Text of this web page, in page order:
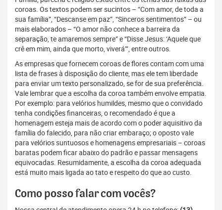
coroas. Os textos podem ser sucintos – “Com amor, de toda a
sua família”, “Descanse em paz”, “Sinceros sentimentos” – ou
mais elaborados – “O amor não conhece a barreira da
separação, te amaremos sempre” e “Disse Jesus: ‘Aquele que
crê em mim, ainda que morto, viverá’”, entre outros.
As empresas que fornecem coroas de flores contam com uma
lista de frases à disposição do cliente, mas ele tem liberdade
para enviar um texto personalizado, se for de sua preferência.
Vale lembrar que a escolha da coroa também envolve empatia.
Por exemplo: para velórios humildes, mesmo que o convidado
tenha condições financeiras, o recomendado é que a
homenagem esteja mais de acordo com o poder aquisitivo da
família do falecido, para não criar embaraço; o oposto vale
para velórios suntuosos e homenagens empresariais – coroas
baratas podem ficar abaixo do padrão e passar mensagens
equivocadas. Resumidamente, a escolha da coroa adequada
está muito mais ligada ao tato e respeito do que ao custo.
Como posso falar com vocês?